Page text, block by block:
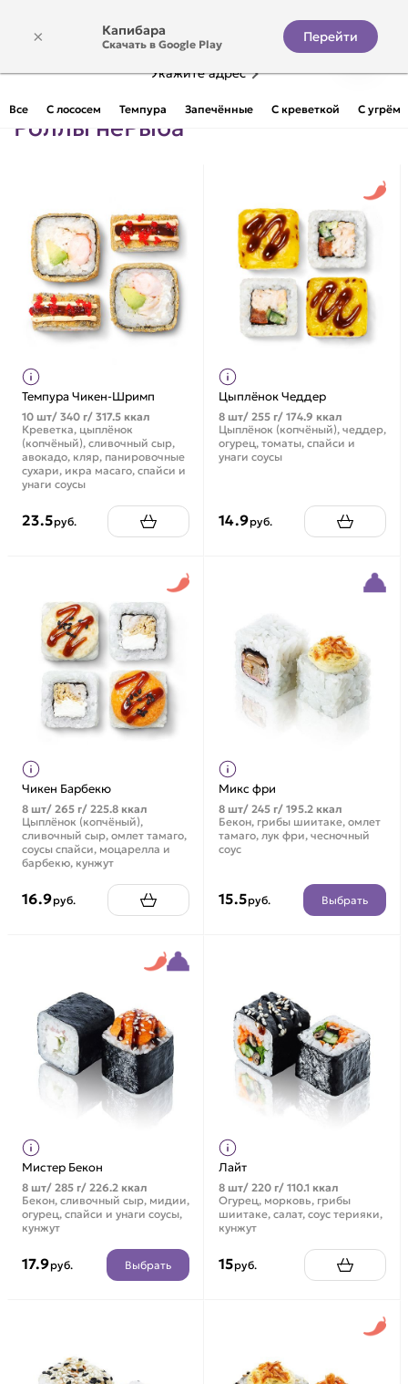
Укажите адрес
Все С лососем Темпура Запечённые С креветкой С угрём
Роллы неРыба
Темпура Чикен-Шримп
10 шт/ 340 г/ 317.5 ккал
Креветка, цыплёнок
(копчёный), сливочный сыр,
авокадо, кляр, панировочные
сухари, икра масаго, спайси и
унаги соусы
23.5руб.
Цыплёнок Чеддер
8 шт/ 255 г/ 174.9 ккал
Цыплёнок (копчёный), чеддер,
огурец, томаты, спайси и
унаги соусы
14.9руб.
Чикен Барбекю
8 шт/ 265 г/ 225.8 ккал
Цыплёнок (копчёный),
сливочный сыр, омлет тамаго,
соусы спайси, моцарелла и
барбекю, кунжут
16.9руб.
Микс фри
8 шт/ 245 г/ 195.2 ккал
Бекон, грибы шиитаке, омлет
тамаго, лук фри, чесночный
соус
15.5руб. Выбрать
Мистер Бекон
8 шт/ 285 г/ 226.2 ккал
Бекон, сливочный сыр, мидии,
огурец, спайси и унаги соусы,
кунжут
17.9руб. Выбрать
Лайт
8 шт/ 220 г/ 110.1 ккал
Огурец, морковь, грибы
шиитаке, салат, соус терияки,
кунжут
15руб.
× Капибара
Скачать в Google Play Перейти